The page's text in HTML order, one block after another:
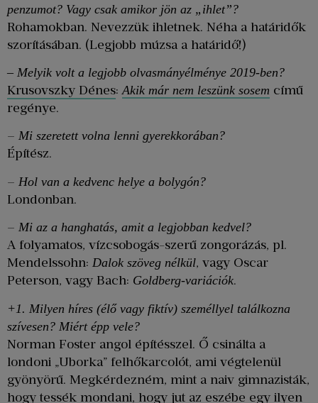
penzumot? Vagy csak amikor jön az „ihlet”?
Rohamokban. Nevezzük ihletnek. Néha a határidők
szorításában. (Legjobb múzsa a határidő!)
– Melyik volt a legjobb olvasmányélménye 2019-ben?
Krusovszky Dénes:Akik már nem leszünk sosem című
regénye.
– Mi szeretett volna lenni gyerekkorában?
Építész.
– Hol van a kedvenc helye a bolygón?
Londonban.
– Mi az a hanghatás, amit a legjobban kedvel?
A folyamatos, vízcsobogás-szerű zongorázás, pl.
Mendelssohn: Dalok szöveg nélkül, vagy Oscar
Peterson, vagy Bach: Goldberg-variációk.
+1. Milyen híres (élő vagy fiktív) személlyel találkozna
szívesen? Miért épp vele?
Norman Foster angol építésszel. Ő csinálta a
londoni „Uborka” felhőkarcolót, ami végtelenül
gyönyörű. Megkérdezném, mint a naiv gimnazisták,
hogy tessék mondani, hogy jut az eszébe egy ilyen